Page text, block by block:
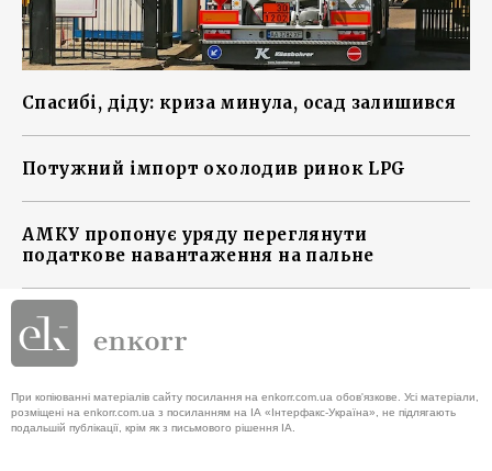
Спасибі, діду: криза минула, осад залишився
Потужний імпорт охолодив ринок LPG
АМКУ пропонує уряду переглянути
податкове навантаження на пальне
При копіюванні матеріалів сайту посилання на enkorr.com.ua обов'язкове. Усі матеріали,
розміщені на enkorr.com.ua з посиланням на ІА «Інтерфакс-Україна», не підлягають
подальшій публікації, крім як з письмового рішення ІА.